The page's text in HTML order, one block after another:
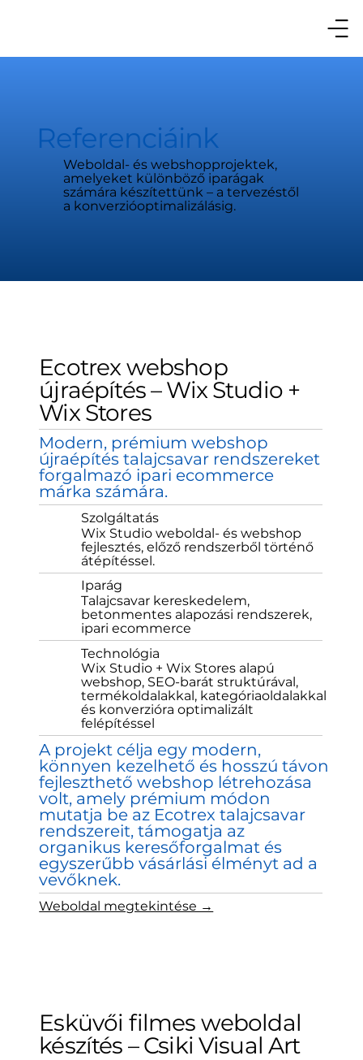
Referenciáink
Weboldal- és webshopprojektek,
amelyeket különböző iparágak
számára készítettünk – a tervezéstől
a konverzióoptimalizálásig.
Ecotrex webshop
újraépítés – Wix Studio +
Wix Stores
Modern, prémium webshop
újraépítés talajcsavar rendszereket
forgalmazó ipari ecommerce
márka számára.
Szolgáltatás
Wix Studio weboldal- és webshop
fejlesztés, előző rendszerből történő
átépítéssel.
Iparág
Talajcsavar kereskedelem,
betonmentes alapozási rendszerek,
ipari ecommerce
Technológia
Wix Studio + Wix Stores alapú
webshop, SEO-barát struktúrával,
termékoldalakkal, kategóriaoldalakkal
és konverzióra optimalizált
felépítéssel
A projekt célja egy modern,
könnyen kezelhető és hosszú távon
fejleszthető webshop létrehozása
volt, amely prémium módon
mutatja be az Ecotrex talajcsavar
rendszereit, támogatja az
organikus keresőforgalmat és
egyszerűbb vásárlási élményt ad a
vevőknek.
Weboldal megtekintése →
Esküvői filmes weboldal
készítés – Csiki Visual Art